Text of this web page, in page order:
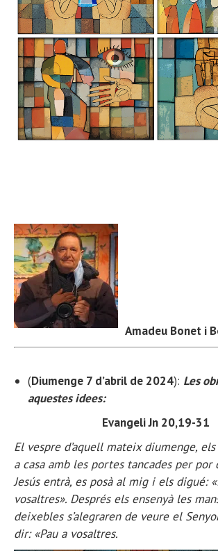
Amadeu Bonet i
(Diumenge 7 d’abril de 2024): Les
aquestes idees:
Evangeli Jn 20,19-31
El vespre d’aquell mateix diumenge,
a casa amb les portes tancades per por
Jesús entrà, es posà al mig i els digué:
vosaltres». Després els ensenyà les
deixebles s’alegraren de veure el
dir: «Pau a vosaltres.